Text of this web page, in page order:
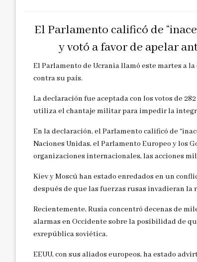
El Parlamento calificó de
y votó a favor de apelar
El Parlamento de Ucrania llamó este martes a
contra su país.
La declaración fue aceptada con los votos de
utiliza el chantaje militar para impedir la
En la declaración, el Parlamento calificó de
Naciones Unidas, el Parlamento Europeo y los
organizaciones internacionales, las acciones
Kiev y Moscú han estado enredados en un
después de que las fuerzas rusas invadieran la
Recientemente, Rusia concentró decenas de
alarmas en Occidente sobre la posibilidad de
exrepública soviética.
EEUU, con sus aliados europeos, ha estado